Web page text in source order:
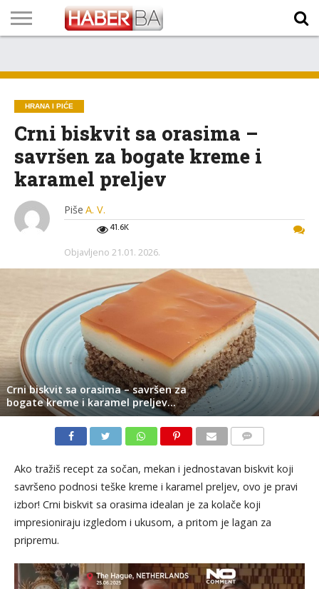
TECH
PROGRAM
PROGNOZA
PUTEVIMA
LISTA
NAMA
HRANA I PIĆE
Crni biskvit sa orasima –
savršen za bogate kreme i
karamel preljev
Piše A. V.
41.6K
Objavljeno 21.01. 2026.
Crni biskvit sa orasima – savršen za
bogate kreme i karamel preljev…
Ako tražiš recept za sočan, mekan i jednostavan biskvit koji
savršeno podnosi teške kreme i karamel preljev, ovo je pravi
izbor! Crni biskvit sa orasima idealan je za kolače koji
impresioniraju izgledom i ukusom, a pritom je lagan za
pripremu.